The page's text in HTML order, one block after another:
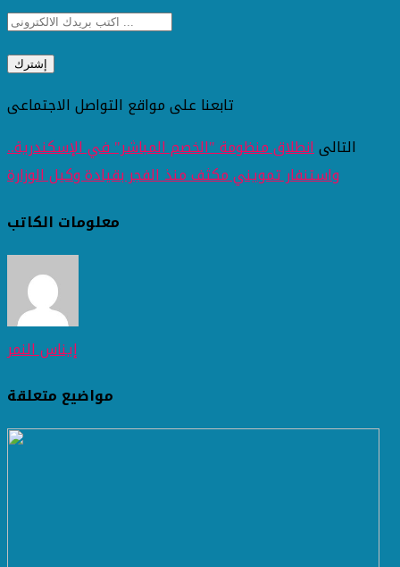
تابعنا على مواقع التواصل الاجتماعى
التالىانطلاق منظومة "الخصم المباشر" في الإسكندرية..
واستنفار تمويني مكثف منذ الفجر بقيادة وكيل الوزارة
معلومات الكاتب
إيناس النمر
مواضيع متعلقة